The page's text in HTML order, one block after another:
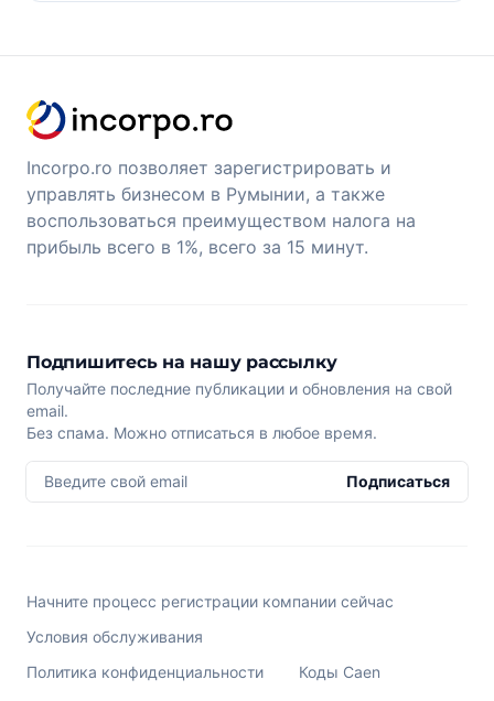
Incorpo.ro позволяет зарегистрировать и
управлять бизнесом в Румынии, а также
воспользоваться преимуществом налога на
прибыль всего в 1%, всего за 15 минут.
Подпишитесь на нашу рассылку
Получайте последние публикации и обновления на свой
email.
Без спама. Можно отписаться в любое время.
Введите свой email Подписаться
Начните процесс регистрации компании сейчас
Условия обслуживания
Политика конфиденциальности
Коды Caen